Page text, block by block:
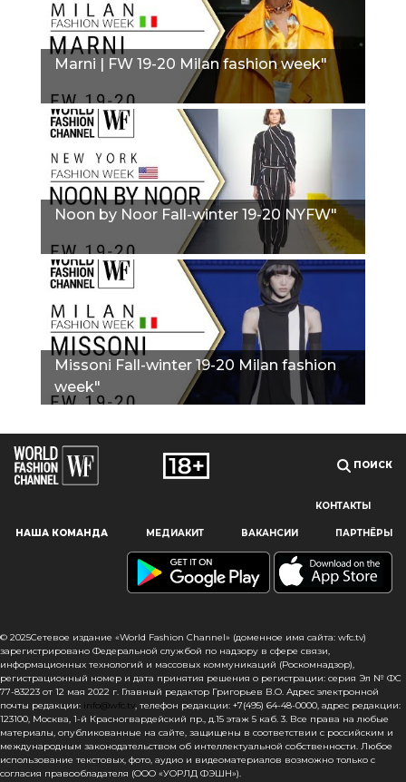
Наш сайт использует файлы cookie и похожие технологии,
пользователям, предоставляя персонализированную
информацию, запоминая предпочтения в области
сайта, вы подтверждаете свое согласие на использование
файлов cookie в соответствии с настоящим уведомлением
в отношении данного типа файлов. Если вы не согласны
с тем, чтобы мы использовали данный тип файлов,
то вы должны соответствующим образом установить
настройки вашего браузера или не использовать сайт wfc.tv
Marni | FW 19-20 Milan fashion week"
Noon by Noor Fall-winter 19-20 NYFW"
Missoni Fall-winter 19-20 Milan fashion
week"
ПОИСК
КОНТАКТЫ
НАША КОМАНДА МЕДИАКИТ ВАКАНСИИ ПАРТНЁРЫ
© 2025Сетевое издание «World Fashion Channel» (доменное имя сайта: wfc.tv)
зарегистрировано Федеральной службой по надзору в сфере связи,
информационных технологий и массовых коммуникаций (Роскомнадзор),
регистрационный номер и дата принятия решения о регистрации: серия Эл № ФС
77-83223 от 12 мая 2022 г. Главный редактор Григорьев В.О. Адрес электронной
почты редакции: info@wfc.tv, телефон редакции: +7(495) 64-48-0000, адрес редакции:
123100, Москва, 1-й Красногвардейский пр., д.15 этаж 5 каб. 3. Все права на любые
материалы, опубликованные на сайте, защищены в соответствии с российским и
международным законодательством об интеллектуальной собственности. Любое
использование текстовых, фото, аудио и видеоматериалов возможно только с
согласия правообладателя (ООО «УОРЛД ФЭШН»).